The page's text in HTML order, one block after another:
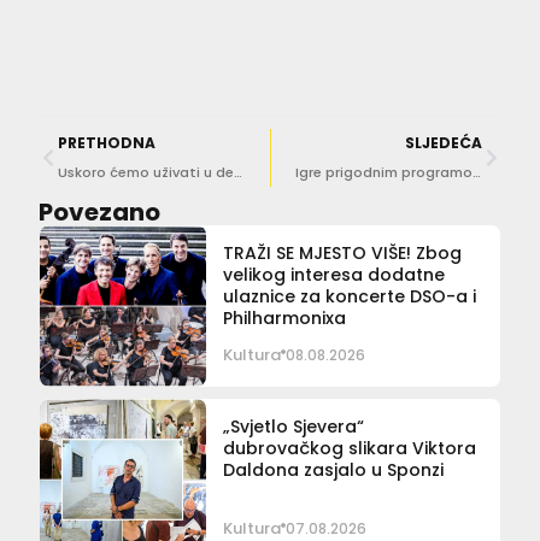
PRETHODNA
Uskoro ćemo uživati u desetom izdanju festivala ‘Dubrovnik u pozno ljeto’
SLJEDEĆA
Igre prigodnim programom obilježile 750 godina od proglašenja Dubrovačkog statuta
Povezano
TRAŽI SE MJESTO VIŠE! Zbog
velikog interesa dodatne
ulaznice za koncerte DSO-a i
Philharmonixa
Kultura 08.08.2026
„Svjetlo Sjevera“
dubrovačkog slikara Viktora
Daldona zasjalo u Sponzi
Kultura 07.08.2026